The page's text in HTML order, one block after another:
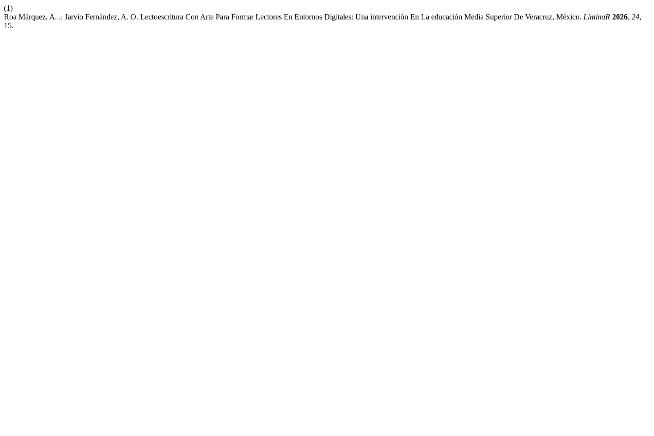
(1)
Roa Márquez, A. .; Jarvio Fernández, A. O. Lectoescritura Con Arte Para Formar Lectores En Entornos Digitales: Una intervención En La educación Media Superior De Veracruz, México. LiminaR 2026, 24,
15.